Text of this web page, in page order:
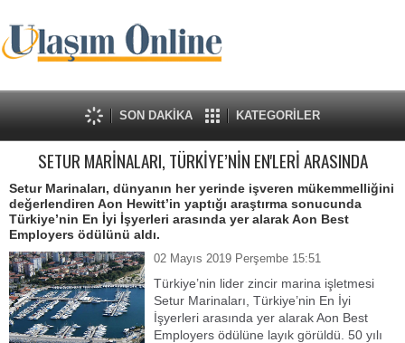
SON DAKİKA KATEGORİLER
SETUR MARİNALARI, TÜRKİYE’NİN EN'LERİ ARASINDA
Setur Marinaları, dünyanın her yerinde işveren mükemmelliğini
değerlendiren Aon Hewitt’in yaptığı araştırma sonucunda
Türkiye’nin En İyi İşyerleri arasında yer alarak Aon Best
Employers ödülünü aldı.
02 Mayıs 2019 Perşembe 15:51
Türkiye’nin lider zincir marina işletmesi
Setur Marinaları, Türkiye’nin En İyi
İşyerleri arasında yer alarak Aon Best
Employers ödülüne layık görüldü. 50 yılı